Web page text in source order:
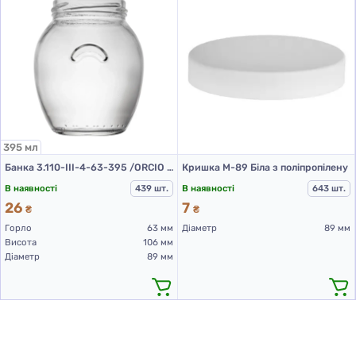
395 мл
Банка 3.110-III-4-63-395 /ORCIO (скляна банка 395 мл)
В наявності
439 шт.
26 ₴
Горло
63 мм
Висота
106 мм
Діаметр
89 мм
Кришка М-89 Біла з поліпропілену
В наявності
643 шт.
7 ₴
Діаметр
89 мм